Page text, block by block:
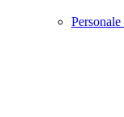
Personale